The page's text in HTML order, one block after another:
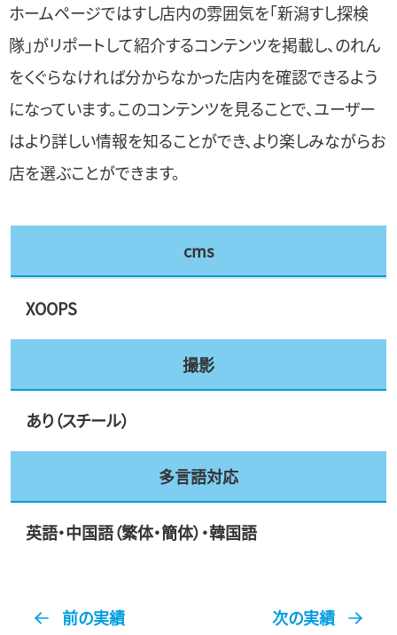
ホームページではすし店内の雰囲気を「新潟すし探検
隊」がリポートして紹介するコンテンツを掲載し、のれん
をくぐらなければ分からなかった店内を確認できるよう
になっています。このコンテンツを見ることで、ユーザー
はより詳しい情報を知ることができ、より楽しみながらお
店を選ぶことができます。
cms
XOOPS
撮影
あり（スチール）
多言語対応
英語・中国語（繁体・簡体）・韓国語
前の実績 次の実績